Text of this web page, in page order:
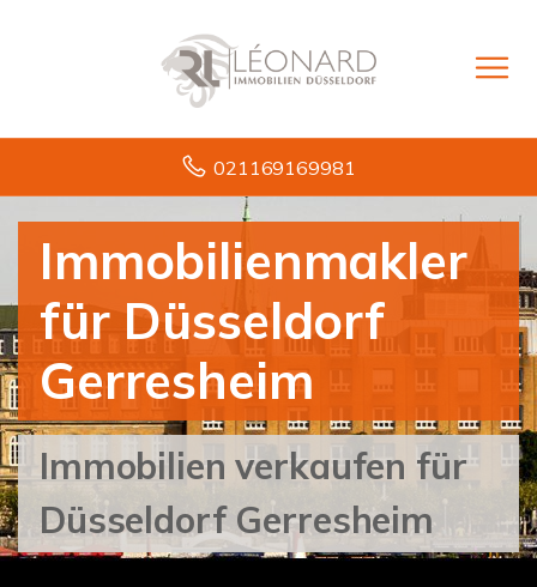
021169169981
Immobilienmakler
für Düsseldorf
Gerresheim
Immobilien verkaufen für
Düsseldorf Gerresheim